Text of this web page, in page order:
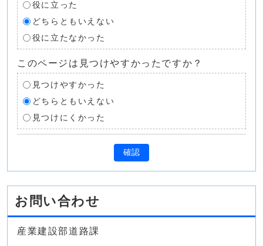
役に立った
どちらともいえない
役に立たなかった
このページは見つけやすかったですか？
見つけやすかった
どちらともいえない
見つけにくかった
確認
お問い合わせ
産業建設部道路課